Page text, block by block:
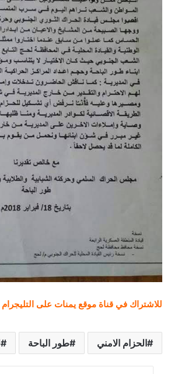
للاشتراك في قناة موقع يمنات على التليجرام
الحزام الامني طور الباحة